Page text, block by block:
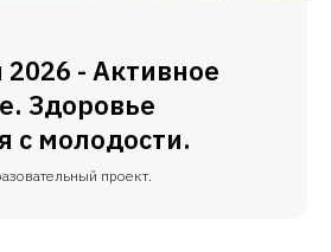
2026 - Активное
Здоровье
с молодости.
проект.